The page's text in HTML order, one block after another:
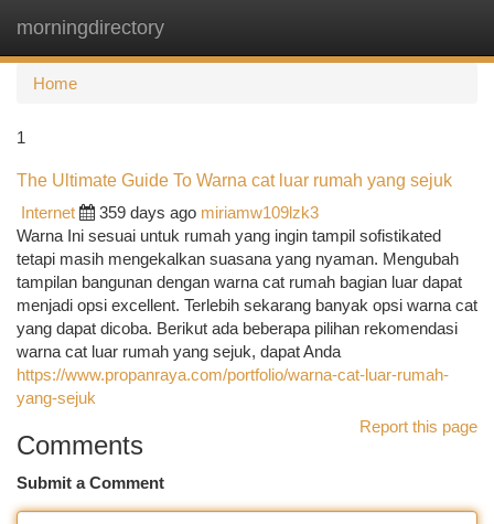
morningdirectory
Home
1
The Ultimate Guide To Warna cat luar rumah yang sejuk
Internet
359 days ago miriamw109lzk3
Warna Ini sesuai untuk rumah yang ingin tampil sofistikated
tetapi masih mengekalkan suasana yang nyaman. Mengubah
tampilan bangunan dengan warna cat rumah bagian luar dapat
menjadi opsi excellent. Terlebih sekarang banyak opsi warna cat
yang dapat dicoba. Berikut ada beberapa pilihan rekomendasi
warna cat luar rumah yang sejuk, dapat Anda
https://www.propanraya.com/portfolio/warna-cat-luar-rumah-
yang-sejuk
Report this page
Comments
Submit a Comment